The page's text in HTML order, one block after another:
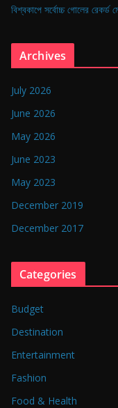
B
n
g
বিশ্বকাপে সর্বোচ্চ গোলের রেকর্ড
Archives
July 2026
June 2026
May 2026
June 2023
May 2023
December 2019
December 2017
Categories
Budget
Destination
Entertainment
Fashion
Food & Health